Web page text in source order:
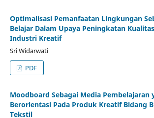
Optimalisasi Pemanfaatan Lingkungan
Belajar Dalam Upaya Peningkatan
Industri Kreatif
Sri Widarwati
PDF
Moodboard Sebagai Media Pembelajaran
Berorientasi Pada Produk Kreatif Bidang
Tekstil